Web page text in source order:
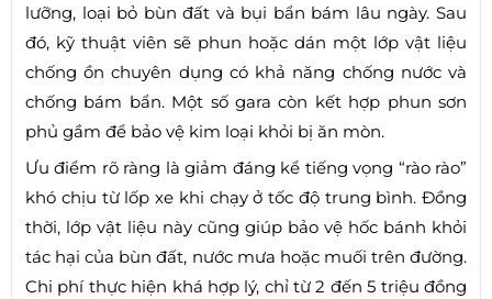
lưỡng, loại bỏ bùn đất và bụi bẩn bám lâu ngày. Sau
đó, kỹ thuật viên sẽ phun hoặc dán một lớp vật liệu
chống ồn chuyên dụng có khả năng chống nước và
chống bám bẩn. Một số gara còn kết hợp phun sơn
phủ gầm để bảo vệ kim loại khỏi bị ăn mòn.
Ưu điểm rõ ràng là giảm đáng kể tiếng vọng “rào rào”
khó chịu từ lốp xe khi chạy ở tốc độ trung bình. Đồng
thời, lớp vật liệu này cũng giúp bảo vệ hốc bánh khỏi
tác hại của bùn đất, nước mưa hoặc muối trên đường.
Chi phí thực hiện khá hợp lý, chỉ từ 2 đến 5 triệu đồng